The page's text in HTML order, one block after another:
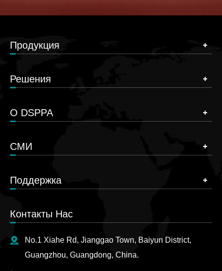
Продукция
Решения
О DSPPA
СМИ
Поддержка
Контакты Нас
No.1 Xiahe Rd, Jianggao Town, Baiyun District,
Guangzhou, Guangdong, China.